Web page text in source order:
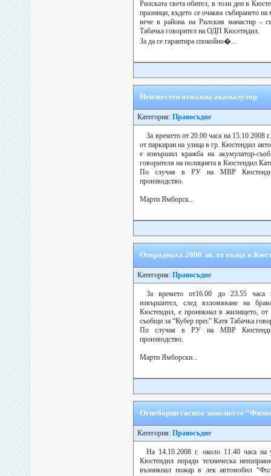
Рилската света обител, в този ден в
празници, където се очаква събирането
вече в района на Рилския манастир -
Табачка говорител на ОДП Кюсетндил.
За да се гарантира спокойно�...
Неизвестен отмъкна акамалутор
Категория: Правосъдие
За времето от 20.00 часа на 15.10.2008
от паркиран на улица в гр. Кюстендил
е извършил кражба на акумулатор-
говорителя на полицията в Кюстендил
По случая в РУ на МВР Кюстендил
производство.
Марти Ямборск...
Откраднаха 2000 лв. от къща в
Категория: Правосъдие
За времето от16.00 до 23.55 часа
извършител, след взломяване на
Кюстендил, е проникнал в жилището, от
съобщи за “Кубер прес” Катя Табачка
По случая в РУ на МВР Кюстендил
производство.
Марти Ямборски...
Огнеборци гасиха запалил се
Категория: Правосъдие
На 14.10.2008 г. около 11.40 часа на
Кюстендил поради техническа
възникнал пожар в лек автомобил